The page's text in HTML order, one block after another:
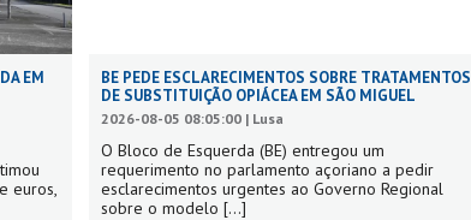
EM
euros,
BE PEDE ESCLARECIMENTOS SOBRE TRATAMENTOS
DE SUBSTITUIÇÃO OPIÁCEA EM SÃO MIGUEL
2026-08-05 08:05:00 | Lusa
O Bloco de Esquerda (BE) entregou um
requerimento no parlamento açoriano a pedir
esclarecimentos urgentes ao Governo Regional
sobre o modelo [...]